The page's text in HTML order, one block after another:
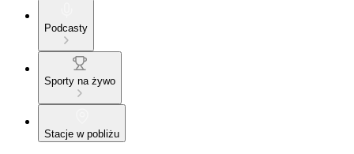
Podcasty
Sporty na żywo
Stacje w pobliżu